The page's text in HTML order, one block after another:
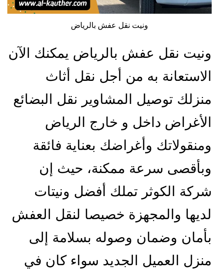
ونيت نقل عفش بالرياض
ونيت نقل عفش بالرياض يمكنك الآن
الاستعانة به من أجل نقل أثاث
منزلك توصيل المشاوير نقل البضائع
الأغراض داخل و خارج الرياض
ومنقولاتك وأغراضك بعناية فائقة
وبأقصى سرعة ممكنة، حيث إن
شركة الكوثر تملك أفضل ونيتات
لديها والمجهزة خصيصا لنقل العفش
بأمان وضمان وصوله بسلامة إلى
منزل العميل الجديد سواء كان في